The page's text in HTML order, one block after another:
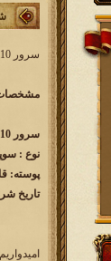
سرور 210 نبرد جهانی کار خود را از
مشخصات
سرور 210 نبرد جهانی w210.kingsera.com
نوع :
پوسته:
تاریخ